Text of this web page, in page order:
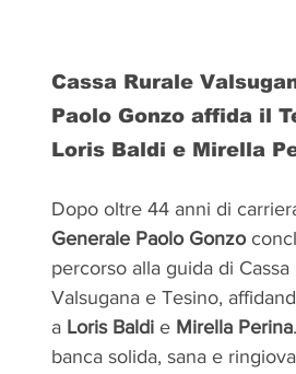
Cassa Rurale
Paolo Gonzo affida il
Loris Baldi e Mirella
Dopo oltre 44 anni di
Generale Paolo Gonzo
percorso alla guida di
Valsugana e Tesino,
a Loris Baldi e Mirella Perina
banca solida, sana e